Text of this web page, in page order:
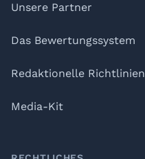
Unsere Partner
Das Bewertungssystem
Redaktionelle Richtlinien
Media-Kit